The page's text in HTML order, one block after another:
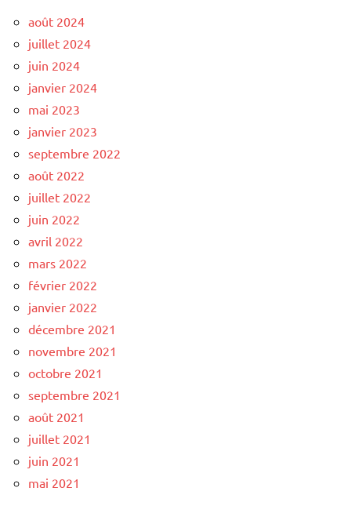
août 2024
juillet 2024
juin 2024
janvier 2024
mai 2023
janvier 2023
septembre 2022
août 2022
juillet 2022
juin 2022
avril 2022
mars 2022
février 2022
janvier 2022
décembre 2021
novembre 2021
octobre 2021
septembre 2021
août 2021
juillet 2021
juin 2021
mai 2021